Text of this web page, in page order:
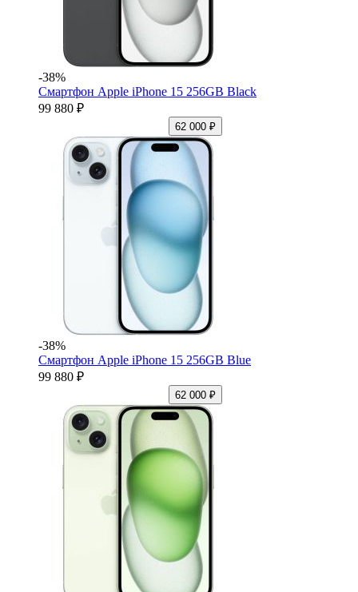
-38%
Смартфон Apple iPhone 15 256GB Black
99 880 ₽
62 000 ₽
-38%
Смартфон Apple iPhone 15 256GB Blue
99 880 ₽
62 000 ₽